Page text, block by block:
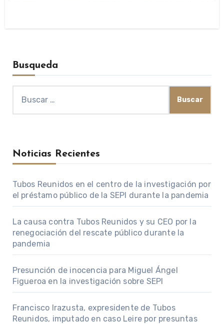
Busqueda
Noticias Recientes
Tubos Reunidos en el centro de la investigación por
el préstamo público de la SEPI durante la pandemia
La causa contra Tubos Reunidos y su CEO por la
renegociación del rescate público durante la
pandemia
Presunción de inocencia para Miguel Ángel
Figueroa en la investigación sobre SEPI
Francisco Irazusta, expresidente de Tubos
Reunidos, imputado en caso Leire por presuntas